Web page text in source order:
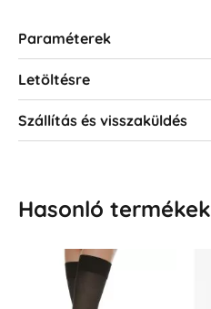
Paraméterek
Letöltésre
Szállítás és visszaküldés
Hasonló termékek